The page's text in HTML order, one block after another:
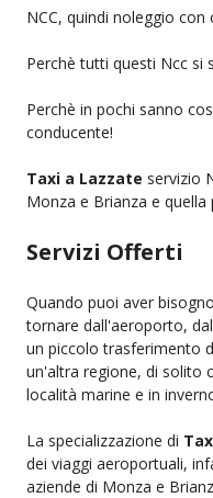
NCC, quindi noleggio con
Perchè tutti questi Ncc si
Perchè in pochi sanno
conducente!
Taxi a Lazzate servizio
Monza e Brianza e quella
Servizi Offerti
Quando puoi aver
tornare dall'aeroporto,
un piccolo trasferimento
un'altra regione, di solito
località marine e in
La specializzazione di
dei viaggi aeroportuali,
aziende di Monza e